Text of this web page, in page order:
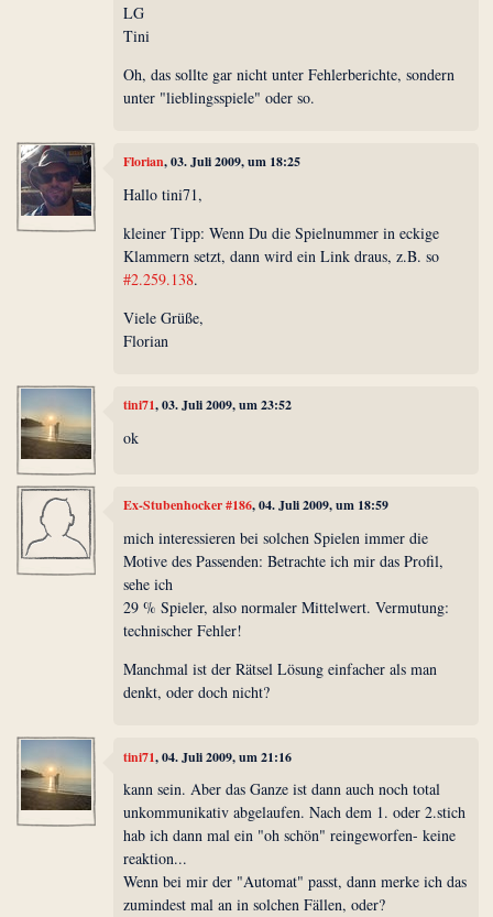
LG
Tini
Oh, das sollte gar nicht unter Fehlerberichte, sondern
unter "lieblingsspiele" oder so.
Florian, 03. Juli 2009, um 18:25
Hallo tini71,
kleiner Tipp: Wenn Du die Spielnummer in eckige
Klammern setzt, dann wird ein Link draus, z.B. so
#2.259.138.
Viele Grüße,
Florian
tini71, 03. Juli 2009, um 23:52
ok
Ex-Stubenhocker #186, 04. Juli 2009, um 18:59
mich interessieren bei solchen Spielen immer die
Motive des Passenden: Betrachte ich mir das Profil,
sehe ich
29 % Spieler, also normaler Mittelwert. Vermutung:
technischer Fehler!
Manchmal ist der Rätsel Lösung einfacher als man
denkt, oder doch nicht?
tini71, 04. Juli 2009, um 21:16
kann sein. Aber das Ganze ist dann auch noch total
unkommunikativ abgelaufen. Nach dem 1. oder 2.stich
hab ich dann mal ein "oh schön" reingeworfen- keine
reaktion...
Wenn bei mir der "Automat" passt, dann merke ich das
zumindest mal an in solchen Fällen, oder?